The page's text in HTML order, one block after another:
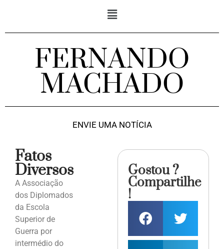
FERNANDO
MACHADO
ENVIE UMA NOTÍCIA
Fatos
Diversos
A Associação
dos Diplomados
da Escola
Superior de
Guerra por
intermédio do
Gostou ?
Compartilhe
!